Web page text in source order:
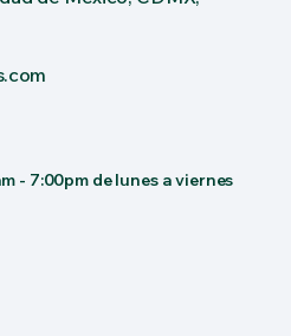
- 7:00pm de lunes a viernes